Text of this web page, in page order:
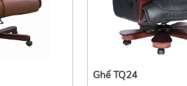
Ghế TQ24